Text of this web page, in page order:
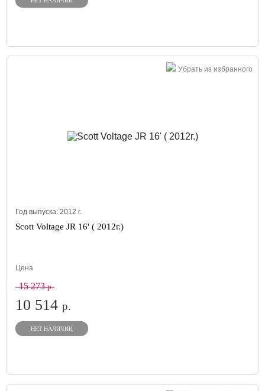
Убрать из избранного
Год выпуска: 2012 г.
Scott Voltage JR 16' ( 2012г.)
Цена
15 273р.
10 514 р.
НЕТ НАЛИЧИИ